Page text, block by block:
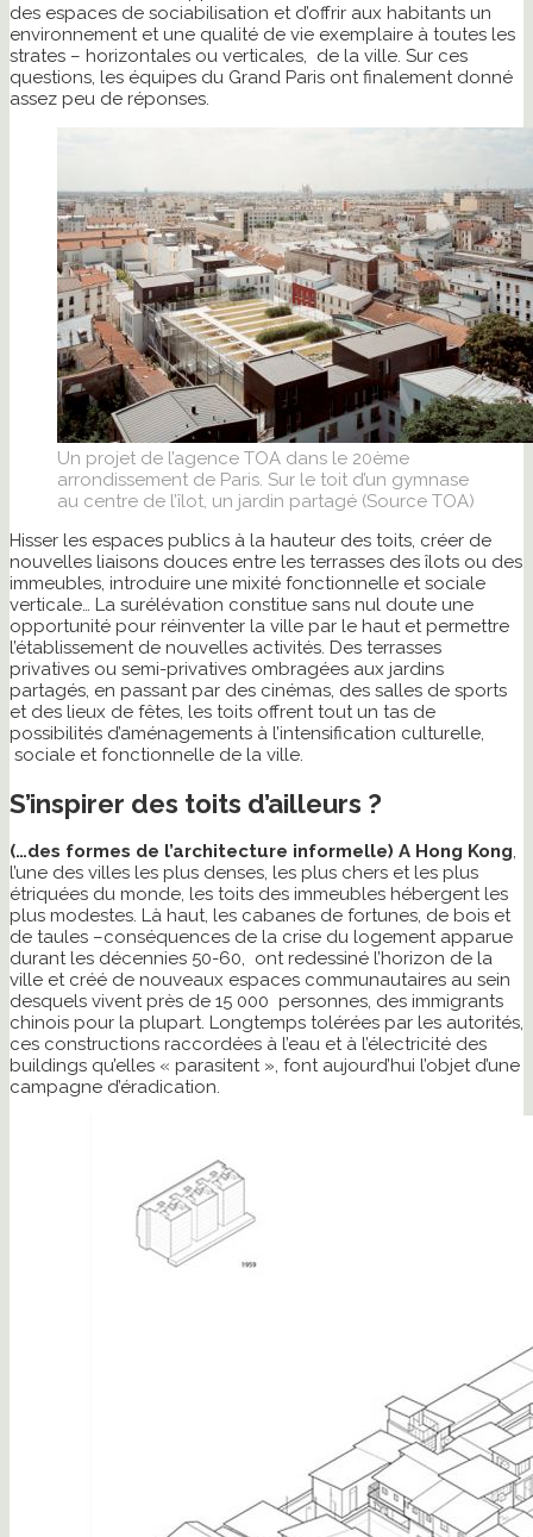
des espaces de sociabilisation et d’offrir aux habitants un
environnement et une qualité de vie exemplaire à toutes les
strates – horizontales ou verticales, de la ville. Sur ces
questions, les équipes du Grand Paris ont finalement donné
assez peu de réponses.
Un projet de l’agence TOA dans le 20ème
arrondissement de Paris. Sur le toit d’un gymnase
au centre de l’îlot, un jardin partagé (Source TOA)
Hisser les espaces publics à la hauteur des toits, créer de
nouvelles liaisons douces entre les terrasses des îlots ou des
immeubles, introduire une mixité fonctionnelle et sociale
verticale… La surélévation constitue sans nul doute une
opportunité pour réinventer la ville par le haut et permettre
l’établissement de nouvelles activités. Des terrasses
privatives ou semi-privatives ombragées aux jardins
partagés, en passant par des cinémas, des salles de sports
et des lieux de fêtes, les toits offrent tout un tas de
possibilités d’aménagements à l’intensification culturelle,
sociale et fonctionnelle de la ville.
S’inspirer des toits d’ailleurs ?
(…des formes de l’architecture informelle) A Hong Kong,
l’une des villes les plus denses, les plus chers et les plus
étriquées du monde, les toits des immeubles hébergent les
plus modestes. Là haut, les cabanes de fortunes, de bois et
de taules –conséquences de la crise du logement apparue
durant les décennies 50-60, ont redessiné l’horizon de la
ville et créé de nouveaux espaces communautaires au sein
desquels vivent près de 15 000 personnes, des immigrants
chinois pour la plupart. Longtemps tolérées par les autorités,
ces constructions raccordées à l’eau et à l’électricité des
buildings qu’elles « parasitent », font aujourd’hui l’objet d’une
campagne d’éradication.